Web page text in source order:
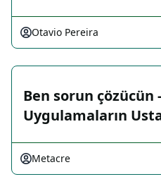
Otavio Pereira
Ben sorun çözücün
Uygulamaların
Metacre